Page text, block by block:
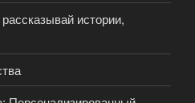
истории,